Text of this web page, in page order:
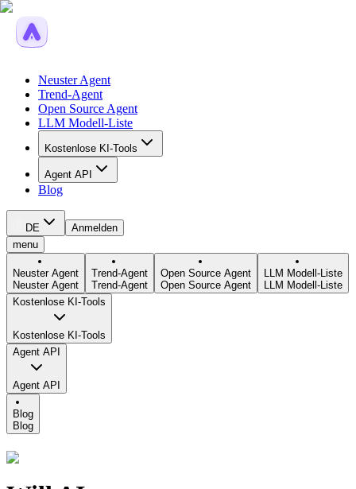
Neuster Agent
Trend-Agent
Open Source Agent
LLM Modell-Liste
Kostenlose KI-Tools
Agent API
Blog
DE
Anmelden
menu
Neuster Agent
Neuster Agent
Trend-Agent
Trend-Agent
Open Source Agent
Open Source Agent
LLM Modell-Liste
LLM Modell-Liste
Kostenlose KI-Tools
Kostenlose KI-Tools
Agent API
Agent API
Blog
Blog